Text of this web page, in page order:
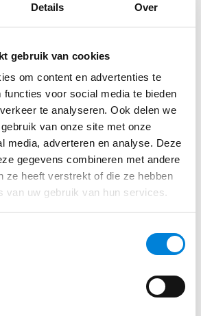
Details Over
gebruik van cookies
om content en advertenties te
functies voor social media te bieden
te analyseren. Ook delen we
van onze site met onze
media, adverteren en analyse. Deze
gegevens combineren met andere
ze heeft verstrekt of die ze hebben
van uw gebruik van hun services.
– Fudura
diploma in de richting van
leidinggevende ervaring? Lijkt